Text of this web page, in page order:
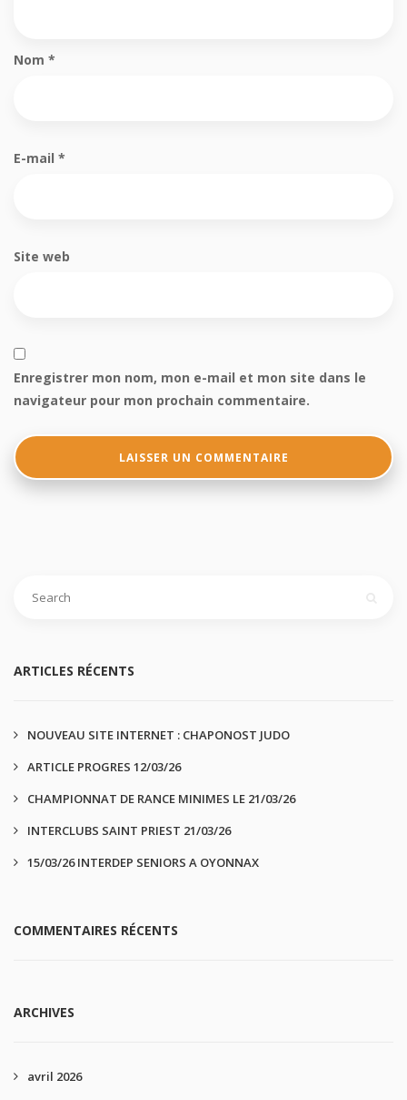
Nom *
E-mail *
Site web
Enregistrer mon nom, mon e-mail et mon site dans le
navigateur pour mon prochain commentaire.
ARTICLES RÉCENTS
NOUVEAU SITE INTERNET : CHAPONOST JUDO
ARTICLE PROGRES 12/03/26
CHAMPIONNAT DE RANCE MINIMES LE 21/03/26
INTERCLUBS SAINT PRIEST 21/03/26
15/03/26 INTERDEP SENIORS A OYONNAX
COMMENTAIRES RÉCENTS
ARCHIVES
avril 2026